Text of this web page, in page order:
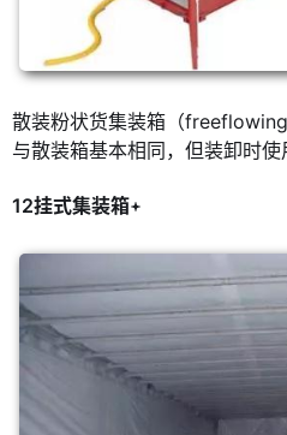
散装粉状货集装箱（
与散装箱基本相同，但装卸时使
12挂式集装箱